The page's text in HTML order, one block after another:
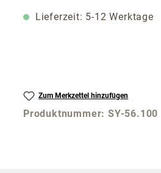
Lieferzeit: 5-12 Werktage
Zum Merkzettel hinzufügen
Produktnummer:SY-56.100